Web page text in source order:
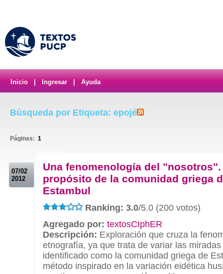
Inicio Ingresar Ayuda
Búsqueda por Etiqueta: epojé
Páginas: 1
07/02
2012
Una fenomenología del "nosotros".
propósito de la comunidad griega
Estambul
Ranking: 3.0/5.0 (200 votos)
Agregado por: textosCIphER
Descripción: Exploración que cruza la
etnografía, ya que trata de variar las
identificado como la comunidad griega de
método inspirado en la variación eidética